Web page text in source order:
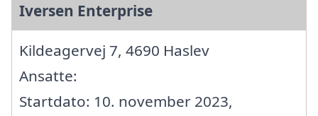
Iversen Enterprise
Kildeagervej 7, 4690 Haslev
Ansatte:
Startdato: 10. november 2023,